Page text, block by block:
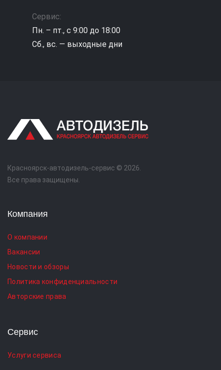
Сервис:
Пн. – пт., с 9:00 до 18:00
Сб., вс. — выходные дни
Красноярск-автодизель-сервис © 2026.
Все права защищены.
Компания
О компании
Вакансии
Новости и обзоры
Политика конфиденциальности
Авторские права
Сервис
Услуги сервиса